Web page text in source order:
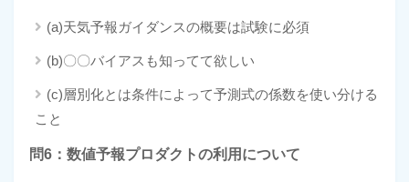
(a)天気予報ガイダンスの概要は試験に必須
(b)〇〇バイアスも知ってて欲しい
(c)層別化とは条件によって予測式の係数を使い分ける
こと
問6：数値予報プロダクトの利用について